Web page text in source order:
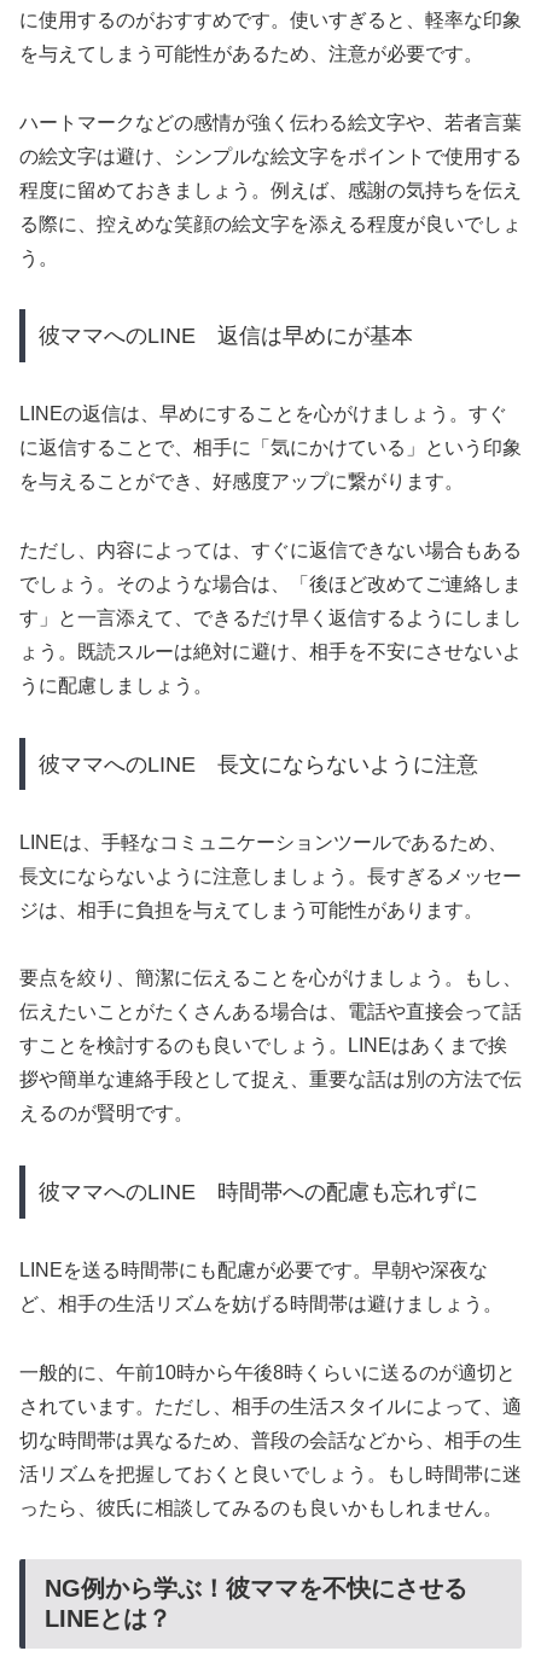
に使用するのがおすすめです。使いすぎると、軽率な印象
を与えてしまう可能性があるため、注意が必要です。
ハートマークなどの感情が強く伝わる絵文字や、若者言葉
の絵文字は避け、シンプルな絵文字をポイントで使用する
程度に留めておきましょう。例えば、感謝の気持ちを伝え
る際に、控えめな笑顔の絵文字を添える程度が良いでしょ
う。
彼ママへのLINE 返信は早めにが基本
LINEの返信は、早めにすることを心がけましょう。すぐ
に返信することで、相手に「気にかけている」という印象
を与えることができ、好感度アップに繋がります。
ただし、内容によっては、すぐに返信できない場合もある
でしょう。そのような場合は、「後ほど改めてご連絡しま
す」と一言添えて、できるだけ早く返信するようにしまし
ょう。既読スルーは絶対に避け、相手を不安にさせないよ
うに配慮しましょう。
彼ママへのLINE 長文にならないように注意
LINEは、手軽なコミュニケーションツールであるため、
長文にならないように注意しましょう。長すぎるメッセー
ジは、相手に負担を与えてしまう可能性があります。
要点を絞り、簡潔に伝えることを心がけましょう。もし、
伝えたいことがたくさんある場合は、電話や直接会って話
すことを検討するのも良いでしょう。LINEはあくまで挨
拶や簡単な連絡手段として捉え、重要な話は別の方法で伝
えるのが賢明です。
彼ママへのLINE 時間帯への配慮も忘れずに
LINEを送る時間帯にも配慮が必要です。早朝や深夜な
ど、相手の生活リズムを妨げる時間帯は避けましょう。
一般的に、午前10時から午後8時くらいに送るのが適切と
されています。ただし、相手の生活スタイルによって、適
切な時間帯は異なるため、普段の会話などから、相手の生
活リズムを把握しておくと良いでしょう。もし時間帯に迷
ったら、彼氏に相談してみるのも良いかもしれません。
NG例から学ぶ！彼ママを不快にさせる
LINEとは？